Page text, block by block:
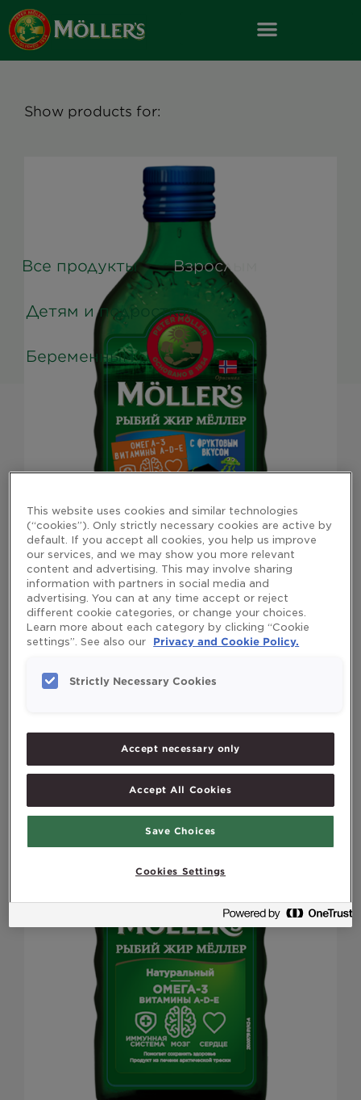
Skip
to
content
Все продукты Взрослым
Детям и подросткам
Беременным
Show products for:
Рыбий жир Möller’s Фруктовый
Вкус
This website uses cookies and similar technologies
(“cookies”). Only strictly necessary cookies are active by
default. If you accept all cookies, you help us improve
our services, and we may show you more relevant
content and advertising. This may involve sharing
information with partners in social media and
advertising. You can at any time accept or reject
different cookie categories, or change your choices.
Learn more about each category by clicking “Cookie
settings”. See also our
Privacy and Cookie Policy.
Strictly Necessary Cookies
Accept necessary only
Accept All Cookies
Save Choices
Cookies Settings